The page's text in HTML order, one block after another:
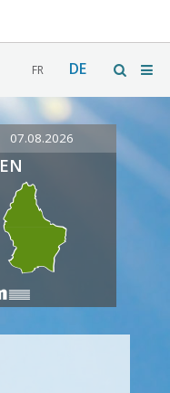
FR DE
07.08.2026